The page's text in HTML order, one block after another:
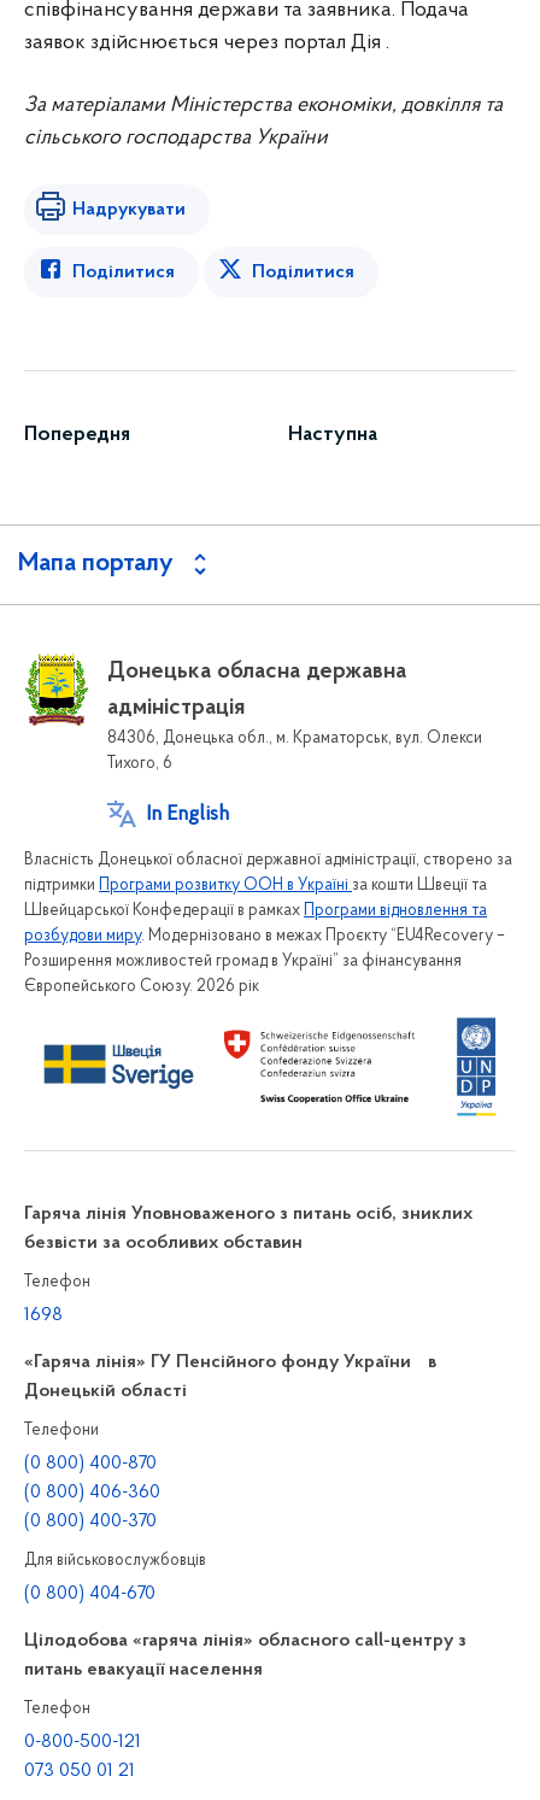
співфінансування держави та заявника. Подача
заявок здійснюється через портал Дія .
За матеріалами Міністерства економіки, довкілля та
сільського господарства України
Надрукувати
Поділитися Поділитися
Попередня Наступна
Мапа порталу
Донецька обласна державна
адміністрація
84306, Донецька обл., м. Краматорськ, вул. Олекси
Тихого, 6
In English
Власність Донецької обласної державної адміністрації, створено за
підтримки Програми розвитку ООН в Україні за кошти Швеції та
Швейцарської Конфедерації в рамках Програми відновлення та
розбудови миру. Модернізовано в межах Проєкту “EU4Recovery –
Розширення можливостей громад в Україні” за фінансування
Європейського Союзу. 2026 рік
Гаряча лінія Уповноваженого з питань осіб, зниклих
безвісти за особливих обставин
Телефон
1698
«Гаряча лінія» ГУ Пенсійного фонду України в
Донецькій області
Телефони
(0 800) 400-870
(0 800) 406-360
(0 800) 400-370
Для військовослужбовців
(0 800) 404-670
Цілодобова «гаряча лінія» обласного call-центру з
питань евакуації населення
Телефон
0-800-500-121
073 050 01 21